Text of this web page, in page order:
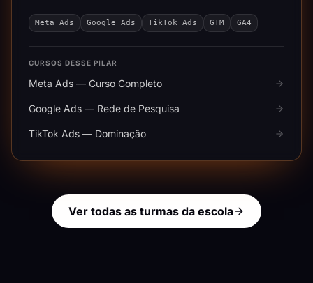
Meta Ads Google Ads TikTok Ads GTM GA4
CURSOS DESSE PILAR
Meta Ads — Curso Completo
Google Ads — Rede de Pesquisa
TikTok Ads — Dominação
Ver todas as turmas da escola